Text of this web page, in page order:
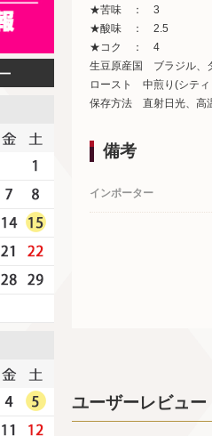
★苦味 ： 3
★酸味 ： 2.5
★コク ： 4
生豆原産国 ブラジル、
ロースト 中煎り(シティ
保存方法 直射日光、高
備考
インポーター
ユーザーレビュー